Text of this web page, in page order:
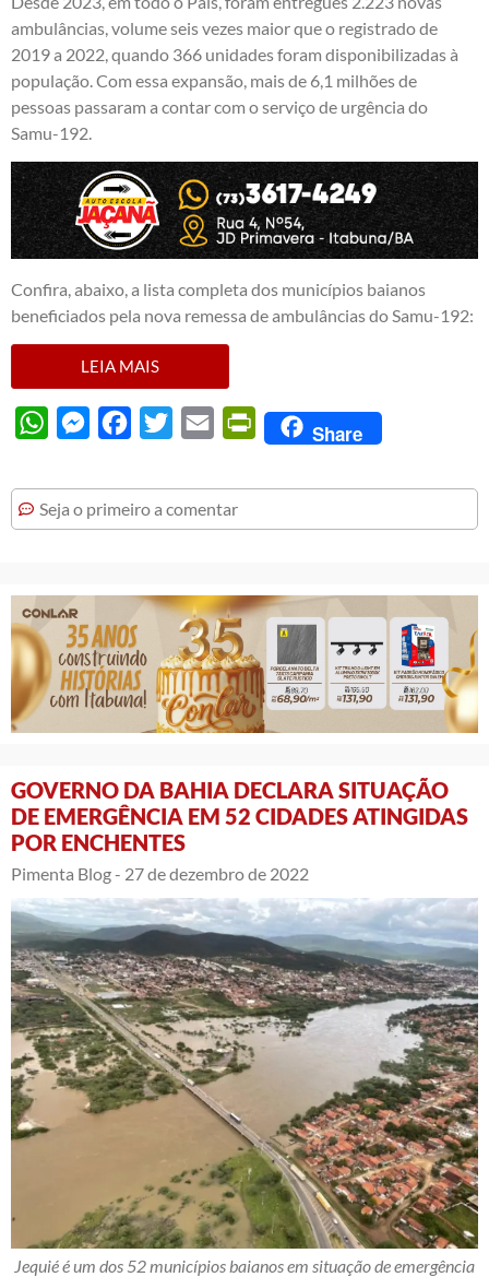
ambulâncias, volume seis vezes maior que o registrado de
2019 a 2022, quando 366 unidades foram disponibilizadas à
população. Com essa expansão, mais de 6,1 milhões de
pessoas passaram a contar com o serviço de urgência do
Samu-192.
Confira, abaixo, a lista completa dos municípios baianos
beneficiados pela nova remessa de ambulâncias do Samu-192:
LEIA MAIS
WhatsAppMessengerFacebook
Twitter Email PrintFriendly
Share
Seja o primeiro a comentar
GOVERNO DA BAHIA DECLARA SITUAÇÃO
DE EMERGÊNCIA EM 52 CIDADES ATINGIDAS
POR ENCHENTES
Pimenta Blog - 27 de dezembro de 2022
Jequié é um dos 52 municípios baianos em situação de emergência